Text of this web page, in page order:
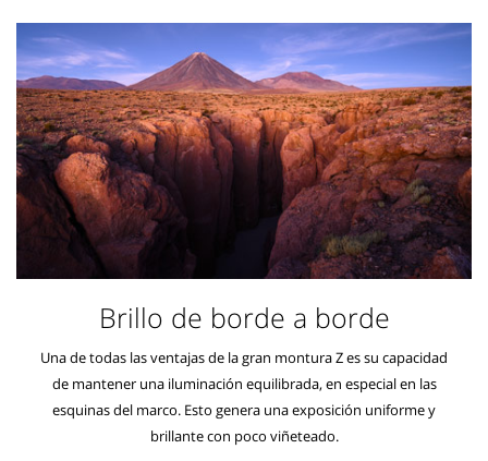
Brillo de borde a borde
Una de todas las ventajas de la gran montura Z es su capacidad
de mantener una iluminación equilibrada, en especial en las
esquinas del marco. Esto genera una exposición uniforme y
brillante con poco viñeteado.